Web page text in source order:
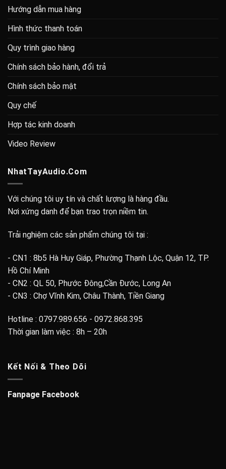
Hướng dẫn mua hàng
Hình thức thanh toán
Quy trình giao hàng
Chính sách bảo hành, đổi trả
Chính sách bảo mật
Quy chế
Hợp tác kinh doanh
Video Review
NhatTayAudio.Com
Với chúng tôi uy tín và chất lượng là hàng đầu.
Nơi xứng danh để bạn trao trọn niềm tin.
Trải nghiệm các sản phẩm chúng tôi tại :
- CN1 : 8b5 Hà Huy Giáp, Phường Thạnh Lộc, Quận 12, TP.
Hồ Chí Minh
- CN2 : QL 50, Phước Đông,Cần Đước, Long An
- CN3 : Chợ Vĩnh Kim, Châu Thành, Tiền Giang
Hotline : 0797.989.656 - 0972.868.395
Thời gian làm việc : 8h – 20h
Kết Nối & Theo Dõi
Fanpage Facebook